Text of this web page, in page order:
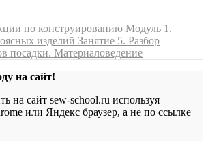
по конструированию Модуль 1.
изделий Занятие 5. Разбор
посадки. Материаловедение
на сайт!
на сайт sew-school.ru используя
или Яндекс браузер, а не по ссылке